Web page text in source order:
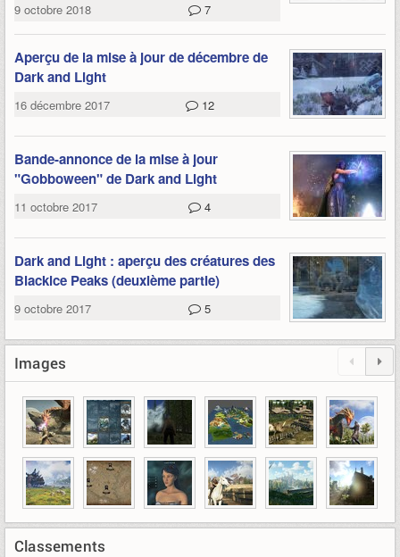
9 octobre 2018 7
Aperçu de la mise à jour de décembre de
Dark and Light
16 décembre 2017 12
Bande-annonce de la mise à jour
"Gobboween" de Dark and Light
11 octobre 2017 4
Dark and Light : aperçu des créatures des
Blackice Peaks (deuxième partie)
9 octobre 2017 5
Images
Classements